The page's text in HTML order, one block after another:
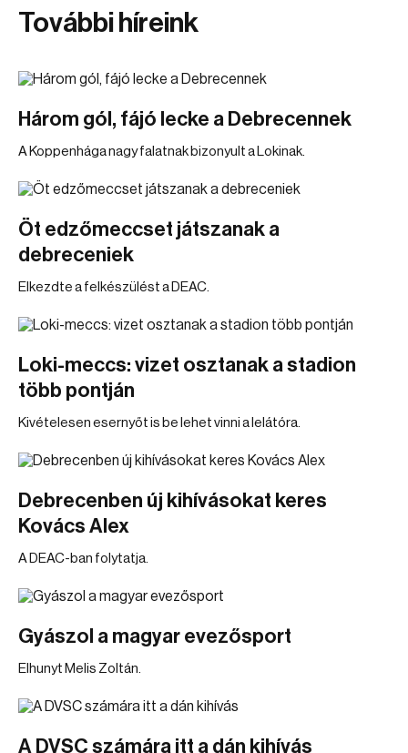
További híreink
Három gól, fájó lecke a Debrecennek
A Koppenhága nagy falatnak bizonyult a Lokinak.
Öt edzőmeccset játszanak a
debreceniek
Elkezdte a felkészülést a DEAC.
Loki-meccs: vizet osztanak a stadion
több pontján
Kivételesen esernyőt is be lehet vinni a lelátóra.
Debrecenben új kihívásokat keres
Kovács Alex
A DEAC-ban folytatja.
Gyászol a magyar evezősport
Elhunyt Melis Zoltán.
A DVSC számára itt a dán kihívás